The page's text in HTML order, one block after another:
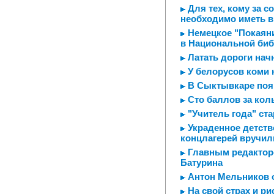
Для тех, кому за
необходимо иметь
Немецкое
в Национальной
Латать дороги
У белорусов
В Сыктывкаре
Сто баллов за
"Учитель года"
Украденное
концлагерей
Главным
Батурина
Антон Мельников
На свой страх и